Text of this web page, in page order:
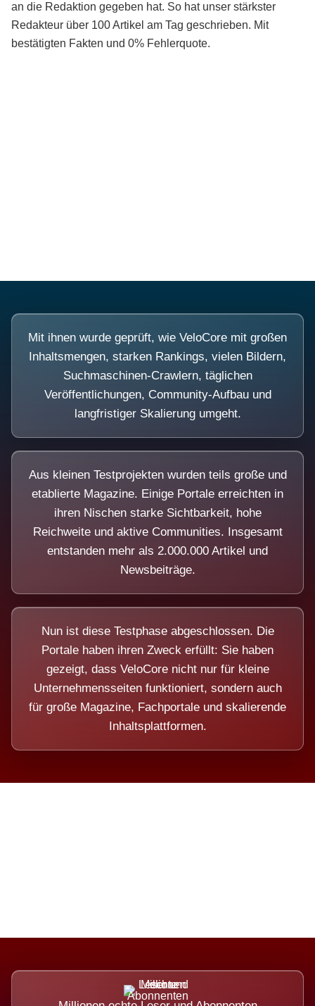
an die Redaktion gegeben hat. So hat unser stärkster
Redakteur über 100 Artikel am Tag geschrieben. Mit
bestätigten Fakten und 0% Fehlerquote.
Mit ihnen wurde geprüft, wie VeloCore mit großen
Inhaltsmengen, starken Rankings, vielen Bildern,
Suchmaschinen-Crawlern, täglichen
Veröffentlichungen, Community-Aufbau und
langfristiger Skalierung umgeht.
Aus kleinen Testprojekten wurden teils große und
etablierte Magazine. Einige Portale erreichten in
ihren Nischen starke Sichtbarkeit, hohe
Reichweite und aktive Communities. Insgesamt
entstanden mehr als 2.000.000 Artikel und
Newsbeiträge.
Nun ist diese Testphase abgeschlossen. Die
Portale haben ihren Zweck erfüllt: Sie haben
gezeigt, dass VeloCore nicht nur für kleine
Unternehmensseiten funktioniert, sondern auch
für große Magazine, Fachportale und skalierende
Inhaltsplattformen.